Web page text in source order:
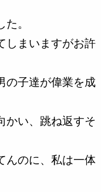
。
しまいますがお許
の子達が偉業を成
かい、跳ね返すそ
んのに、私は一体